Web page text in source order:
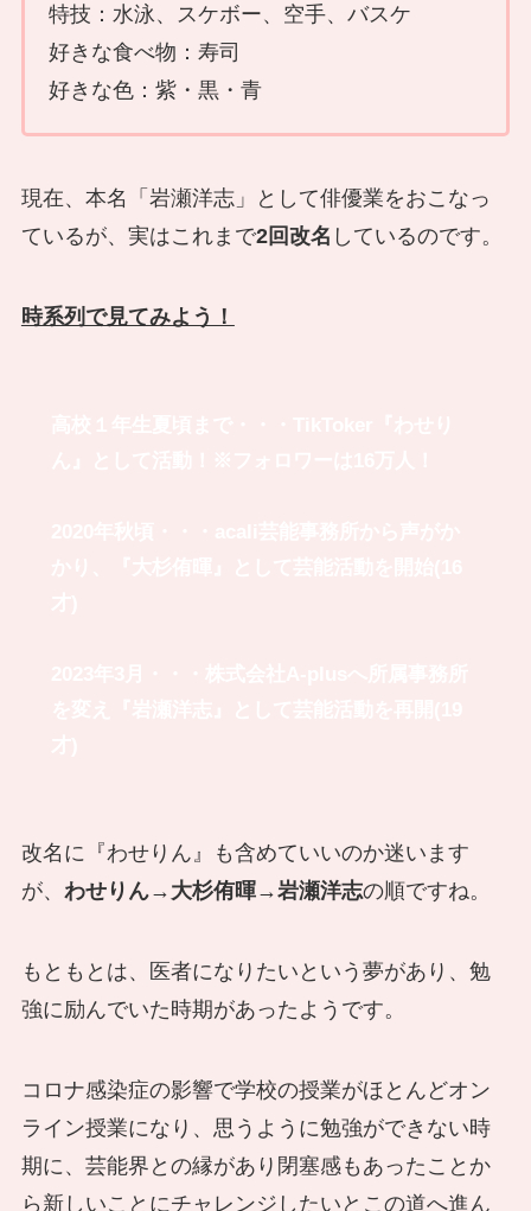
特技：水泳、スケボー、空手、バスケ
好きな食べ物：寿司
好きな色：紫・黒・青
現在、本名「岩瀬洋志」として俳優業をおこなっ
ているが、実はこれまで2回改名 しているのです。
時系列で見てみよう！
改名に『わせりん』も含めていいのか迷います
が、 わせりん→ 大杉侑暉→岩瀬洋志の順ですね。
もともとは、医者になりたいという夢があり、勉
強に励んでいた時期があったようです。
コロナ感染症の影響で学校の授業がほとんどオン
ライン授業になり、思うように勉強ができない時
期に、芸能界との縁があり閉塞感もあったことか
ら新しいことにチャレンジしたいとこの道へ進ん